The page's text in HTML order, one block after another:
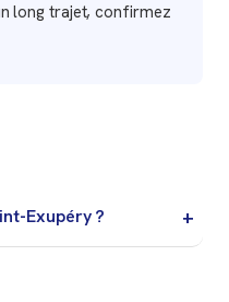
long trajet, confirmez
Exupéry ?